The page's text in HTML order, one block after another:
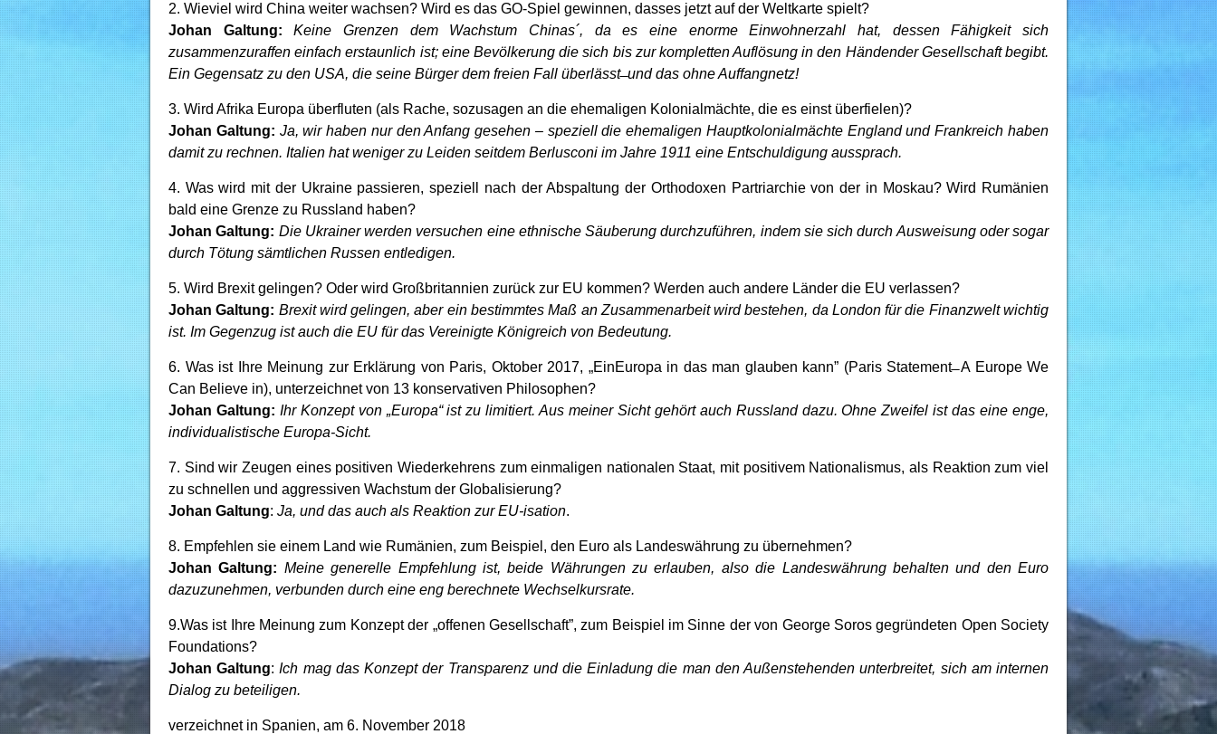
2. Wieviel wird China weiter wachsen? Wird es das GO-Spiel gewinnen, dasses jetzt auf der Weltkarte spielt?
Johan Galtung:Keine Grenzen dem Wachstum Chinas´, da es eine enorme Einwohnerzahl hat, dessen Fähigkeit sich
zusammenzuraffen einfach erstaunlich ist; eine Bevölkerung die sich bis zur kompletten Auflösung in den Händender Gesellschaft begibt.
Ein Gegensatz zu den USA, die seine Bürger dem freien Fall überlässt ̶ und das ohne Auffangnetz!
3. Wird Afrika Europa überfluten (als Rache, sozusagen an die ehemaligen Kolonialmächte, die es einst überfielen)?
Johan Galtung: Ja, wir haben nur den Anfang gesehen – speziell die ehemaligen Hauptkolonialmächte England und Frankreich haben
damit zu rechnen. Italien hat weniger zu Leiden seitdem Berlusconi im Jahre 1911 eine Entschuldigung aussprach.
4. Was wird mit der Ukraine passieren, speziell nach der Abspaltung der Orthodoxen Partriarchie von der in Moskau? Wird Rumänien
bald eine Grenze zu Russland haben?
Johan Galtung: Die Ukrainer werden versuchen eine ethnische Säuberung durchzuführen, indem sie sich durch Ausweisung oder sogar
durch Tötung sämtlichen Russen entledigen.
5. Wird Brexit gelingen? Oder wird Großbritannien zurück zur EU kommen? Werden auch andere Länder die EU verlassen?
Johan Galtung: Brexit wird gelingen, aber ein bestimmtes Maß an Zusammenarbeit wird bestehen, da London für die Finanzwelt wichtig
ist. Im Gegenzug ist auch die EU für das Vereinigte Königreich von Bedeutung.
6. Was ist Ihre Meinung zur Erklärung von Paris, Oktober 2017, „EinEuropa in das man glauben kann” (Paris Statement ̶ A Europe We
Can Believe in), unterzeichnet von 13 konservativen Philosophen?
Johan Galtung: Ihr Konzept von „Europa“ ist zu limitiert. Aus meiner Sicht gehört auch Russland dazu. Ohne Zweifel ist das eine enge,
individualistische Europa-Sicht.
7. Sind wir Zeugen eines positiven Wiederkehrens zum einmaligen nationalen Staat, mit positivem Nationalismus, als Reaktion zum viel
zu schnellen und aggressiven Wachstum der Globalisierung?
Johan Galtung: Ja, und das auch als Reaktion zur EU-isation.
8. Empfehlen sie einem Land wie Rumänien, zum Beispiel, den Euro als Landeswährung zu übernehmen?
Johan Galtung: Meine generelle Empfehlung ist, beide Währungen zu erlauben, also die Landeswährung behalten und den Euro
dazuzunehmen, verbunden durch eine eng berechnete Wechselkursrate.
9.Was ist Ihre Meinung zum Konzept der „offenen Gesellschaft”, zum Beispiel im Sinne der von George Soros gegründeten Open Society
Foundations?
Johan Galtung:Ich mag das Konzept der Transparenz und die Einladung die man den Außenstehenden unterbreitet, sich am internen
Dialog zu beteiligen.
verzeichnet in Spanien, am 6. November 2018